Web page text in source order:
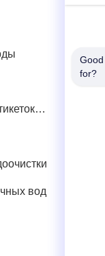
вод
for?